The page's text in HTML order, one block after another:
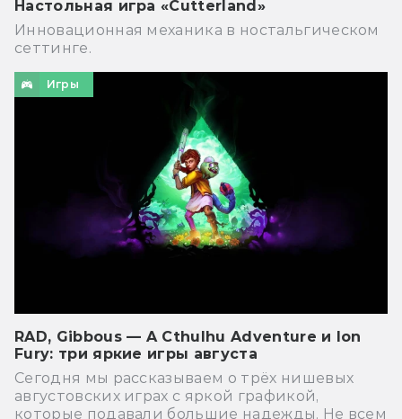
Настольная игра «Cutterland»
Инновационная механика в ностальгическом
сеттинге.
Игры
RAD, Gibbous — A Cthulhu Adventure и Ion
Fury: три яркие игры августа
Сегодня мы рассказываем о трёх нишевых
августовских играх с яркой графикой,
которые подавали большие надежды. Не всем